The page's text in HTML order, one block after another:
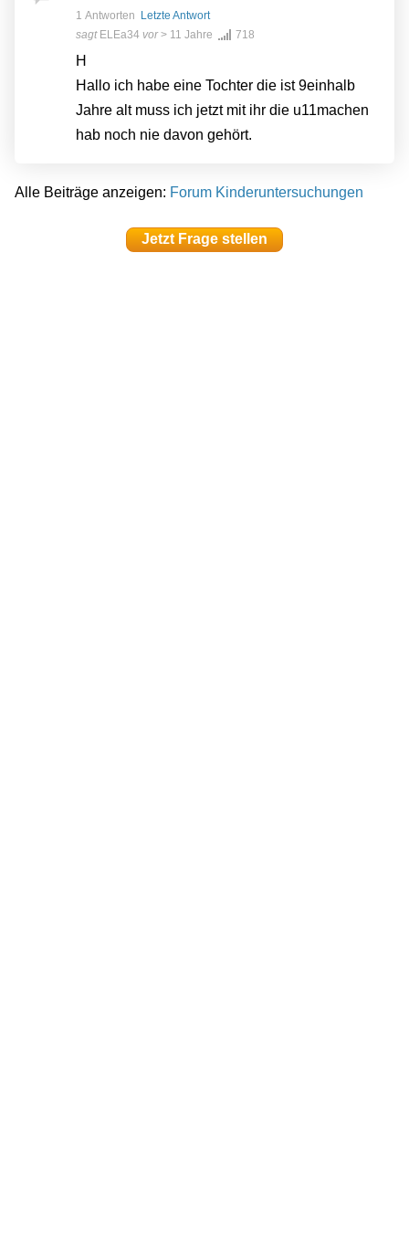
1 Antworten
Letzte Antwort
sagt ELEa34 vor> 11 Jahre 718
H
Hallo ich habe eine Tochter die ist 9einhalb
Jahre alt muss ich jetzt mit ihr die u11machen
hab noch nie davon gehört.
Alle Beiträge anzeigen: Forum Kinderuntersuchungen
Jetzt Frage stellen